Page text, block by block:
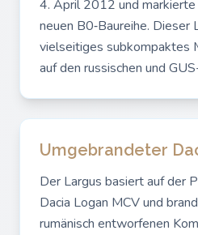
4. April 2012 und
neuen B0‑Baureihe. Dieser
vielseitiges subkompaktes
auf den russischen und
Umgebrandeter
Der Largus basiert auf der
Dacia Logan MCV und
rumänisch entworfenen